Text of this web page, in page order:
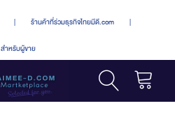
| ร้านค้าที่ร่วมธุรกิจไทยมีดี.com |
สำหรับผู้ขาย